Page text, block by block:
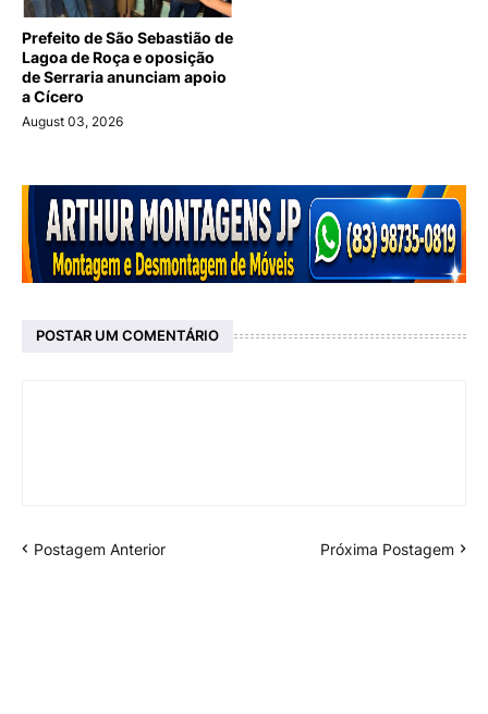
Prefeito de São Sebastião de
Lagoa de Roça e oposição
de Serraria anunciam apoio
a Cícero
August 03, 2026
POSTAR UM COMENTÁRIO
Postagem Anterior Próxima Postagem